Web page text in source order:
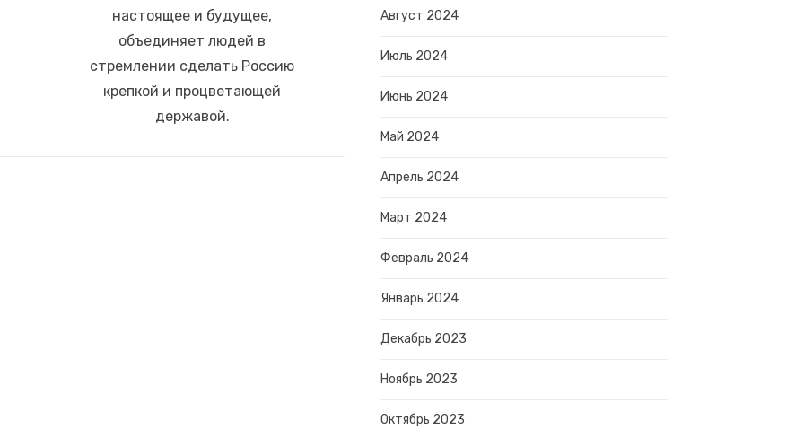
настоящее и будущее,
объединяет людей в
стремлении сделать Россию
крепкой и процветающей
державой.
Август 2024
Июль 2024
Июнь 2024
Май 2024
Апрель 2024
Март 2024
Февраль 2024
Январь 2024
Декабрь 2023
Ноябрь 2023
Октябрь 2023